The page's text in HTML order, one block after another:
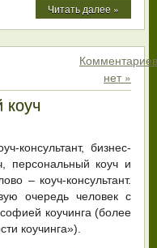
Читать далее »
Комментариев
нет »
коуч
консультант, бизнес-
персональный коуч и
– коуч-консультант.
очередь человек с
коучинга (более
коучинга»).